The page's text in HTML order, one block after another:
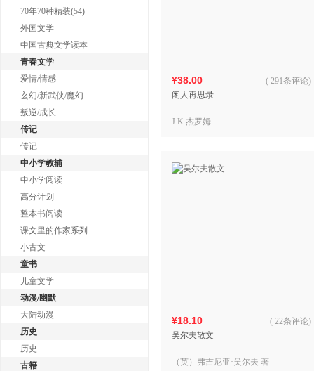
70年70种精装(54)
外国文学
中国古典文学读本
青春文学
爱情/情感
玄幻/新武侠/魔幻
叛逆/成长
传记
传记
中小学教辅
中小学阅读
高分计划
整本书阅读
课文里的作家系列
小古文
童书
儿童文学
动漫/幽默
大陆动漫
历史
历史
古籍
¥38.00
闲人再思录
( 291条评论)
J.K.杰罗姆
¥18.10
吴尔夫散文
( 22条评论)
（英）弗吉尼亚·吴尔夫 著